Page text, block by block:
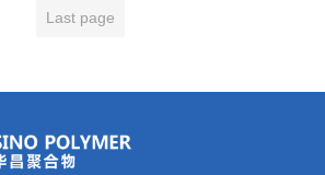
Last page